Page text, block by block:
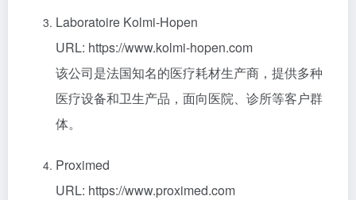
Laboratoire Kolmi-Hopen
URL: https://www.kolmi-hopen.com
该公司是法国知名的医疗耗材生产商，提供多种
医疗设备和卫生产品，面向医院、诊所等客户群
体。
Proximed
URL: https://www.proximed.com